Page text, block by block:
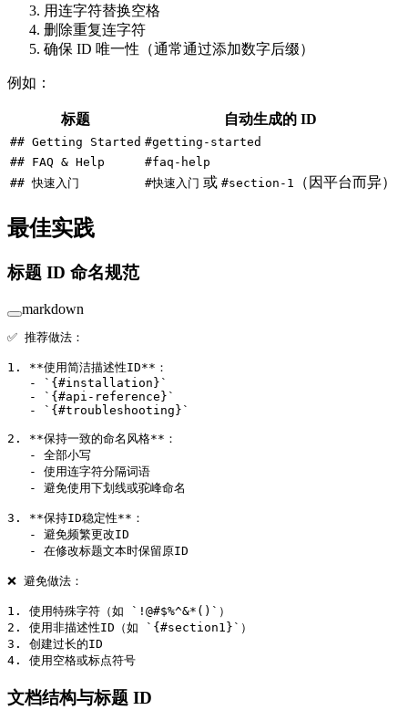
用连字符替换空格
删除重复连字符
确保 ID 唯一性（通常通过添加数字后缀）
例如：
标题 自动生成的 ID
## Getting Started #getting-started
## FAQ & Help
#faq-help
## 快速入门
#快速入门 或 #section-1 （因平台而异）
最佳实践
标题 ID 命名规范
markdown
✅ 推荐做法：
1. **使用简洁描述性ID** ：
   -
`{#installation}`
   -
`{#api-reference}`
   -
`{#troubleshooting}`
2. **保持一致的命名风格** ：
   -
全部小写
   -
使用连字符分隔词语
   -
避免使用下划线或驼峰命名
3. **保持ID稳定性** ：
   -
避免频繁更改ID
   -
在修改标题文本时保留原ID
❌ 避免做法：
1. 使用特殊字符（如 `!@#$%^&*()` ）
2.
使用非描述性ID（如 `{#section1}` ）
3.
创建过长的ID
4.
使用空格或标点符号
文档结构与标题 ID